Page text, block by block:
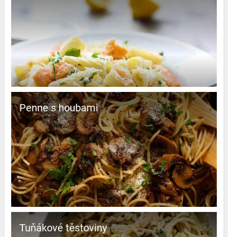
Penne s houbami
Tuňákové těstoviny